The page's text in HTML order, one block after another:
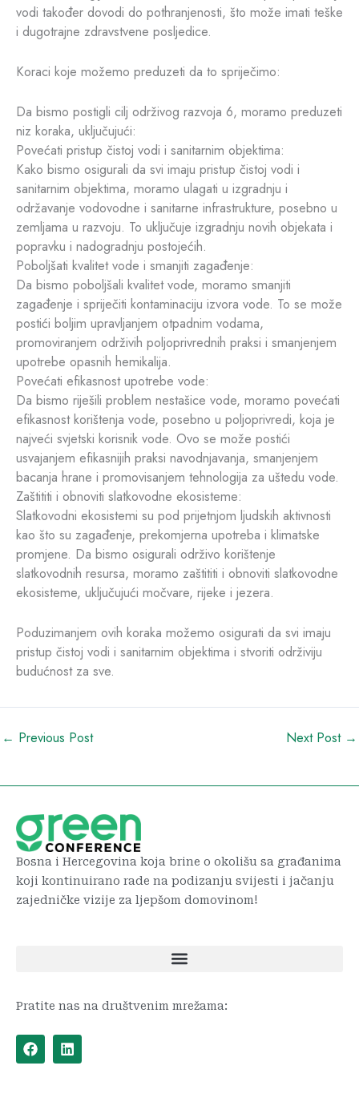
vodi također dovodi do pothranjenosti, što može imati teške
i dugotrajne zdravstvene posljedice.
Koraci koje možemo preduzeti da to spriječimo:
Da bismo postigli cilj održivog razvoja 6, moramo preduzeti
niz koraka, uključujući:
Povećati pristup čistoj vodi i sanitarnim objektima:
Kako bismo osigurali da svi imaju pristup čistoj vodi i
sanitarnim objektima, moramo ulagati u izgradnju i
održavanje vodovodne i sanitarne infrastrukture, posebno u
zemljama u razvoju. To uključuje izgradnju novih objekata i
popravku i nadogradnju postojećih.
Poboljšati kvalitet vode i smanjiti zagađenje:
Da bismo poboljšali kvalitet vode, moramo smanjiti
zagađenje i spriječiti kontaminaciju izvora vode. To se može
postići boljim upravljanjem otpadnim vodama,
promoviranjem održivih poljoprivrednih praksi i smanjenjem
upotrebe opasnih hemikalija.
Povećati efikasnost upotrebe vode:
Da bismo riješili problem nestašice vode, moramo povećati
efikasnost korištenja vode, posebno u poljoprivredi, koja je
najveći svjetski korisnik vode. Ovo se može postići
usvajanjem efikasnijih praksi navodnjavanja, smanjenjem
bacanja hrane i promovisanjem tehnologija za uštedu vode.
Zaštititi i obnoviti slatkovodne ekosisteme:
Slatkovodni ekosistemi su pod prijetnjom ljudskih aktivnosti
kao što su zagađenje, prekomjerna upotreba i klimatske
promjene. Da bismo osigurali održivo korištenje
slatkovodnih resursa, moramo zaštititi i obnoviti slatkovodne
ekosisteme, uključujući močvare, rijeke i jezera.
Poduzimanjem ovih koraka možemo osigurati da svi imaju
pristup čistoj vodi i sanitarnim objektima i stvoriti održiviju
budućnost za sve.
← Previous Post Next Post →
Bosna i Hercegovina koja brine o okolišu sa građanima
koji kontinuirano rade na podizanju svijesti i jačanju
zajedničke vizije za ljepšom domovinom!
Pratite nas na društvenim mrežama:
F
a
c
L
i
n